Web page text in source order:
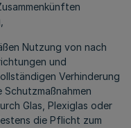
Nutzung von nach
und
Verhinderung
Glas, Plexiglas oder
die Pflicht zum